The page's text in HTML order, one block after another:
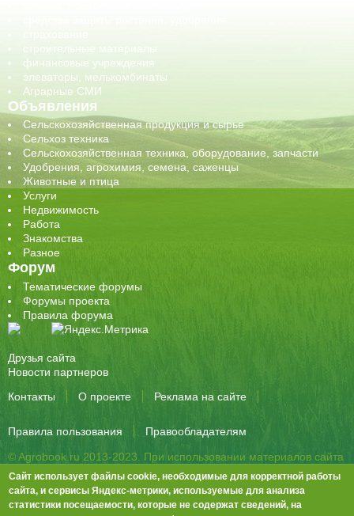
строительные материалы
финансовые учреждения
элеваторы, мелькомбинаты
Аграрные СМИ
Объявления
Сельскохозяйственная продукция и сырье
Сельхоз техника
Сельскохозяйственная техника, оборудование, запчасти
Удобрения, агрохимия, семена, саженцы
Животные и птица
Услуги
Недвижимость
Работа
Знакомства
Разное
Форум
Тематические форумы
Форумы проекта
Правила форума
Друзья сайта
Новости партнеров
Контакты
О проекте Реклама на сайте
Правила пользования
Правообладателям
© Agrobook.ru 2013-2023. При использовании материалов сайта
активная ссылка на публикацию обязательна.
344000, Ростов-на-Дону, ул. Города Волос, д.6, 8 этаж, офис 803
Тел./факс: +7 (863) 282-83-13 e-mail:info@agrobook.ru
Сайт использует файлы cookie, необходимые для корректной работы
сайта, и сервисы Яндекс-метрики, используемые для анализа
статистики посещаемости, которые не содержат сведений, на